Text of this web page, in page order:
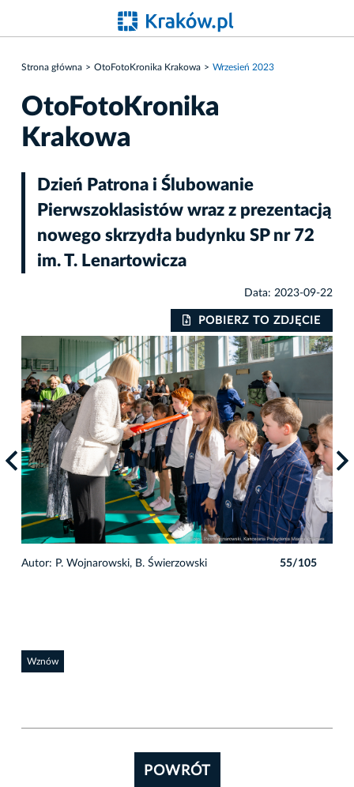
Strona główna OtoFotoKronika Krakowa Wrzesień 2023
OtoFotoKronika
Krakowa
Dzień Patrona i Ślubowanie
Pierwszoklasistów wraz z prezentacją
nowego skrzydła budynku SP nr 72
im. T. Lenartowicza
Data: 2023-09-22
POBIERZ TO ZDJĘCIE
Autor: P. Wojnarowski, B. Świerzowski 55/105
Wznów
POWRÓT